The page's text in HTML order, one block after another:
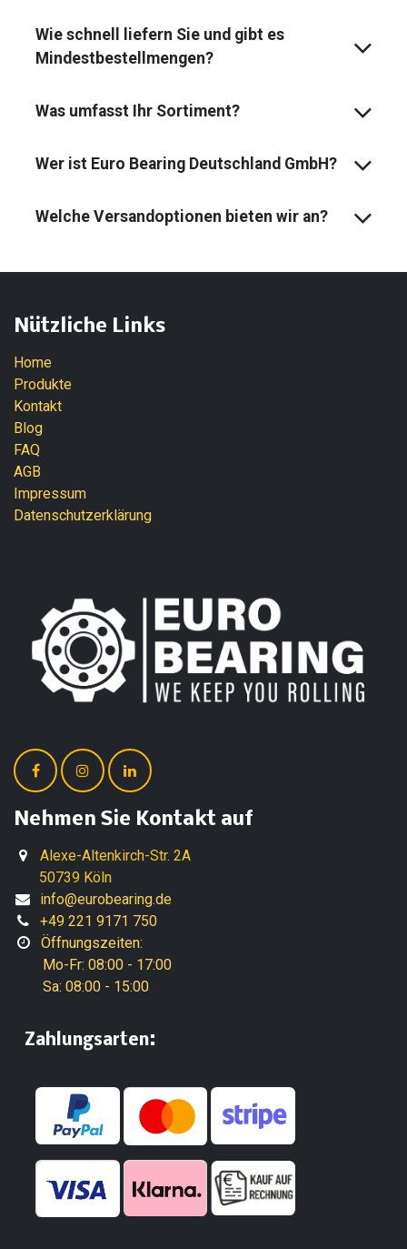
Wie schnell liefern Sie und gibt es
Mindest­bestell­mengen?
Was umfasst Ihr Sortiment?
Wer ist Euro Bearing Deutschland GmbH?
Welche Versandoptionen bieten wir an?
Nützliche Links
Home
Produkte
Kontakt
Blog
FAQ
AGB
Impressum
Datenschutzerklärung
Nehmen Sie Kontakt auf
Alexe-Altenkirch-Str. 2A
50739 Köln
info@eurobearing.de
+49 221 9171 750
Öffnungszeiten:
Mo-Fr: 08:00 - 17:00
Sa: 08:00 - 15:00
​Zahlungsarten: